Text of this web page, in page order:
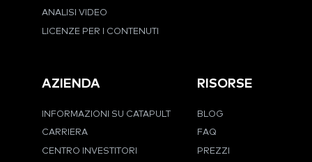
ANALISI VIDEO
LICENZE PER I CONTENUTI
AZIENDA
INFORMAZIONI SU CATAPULT
CARRIERA
CENTRO INVESTITORI
RISORSE
BLOG
FAQ
PREZZI